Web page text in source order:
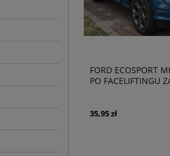
FORD ECOSPORT
PO FACELIFTINGU
35,95 zł